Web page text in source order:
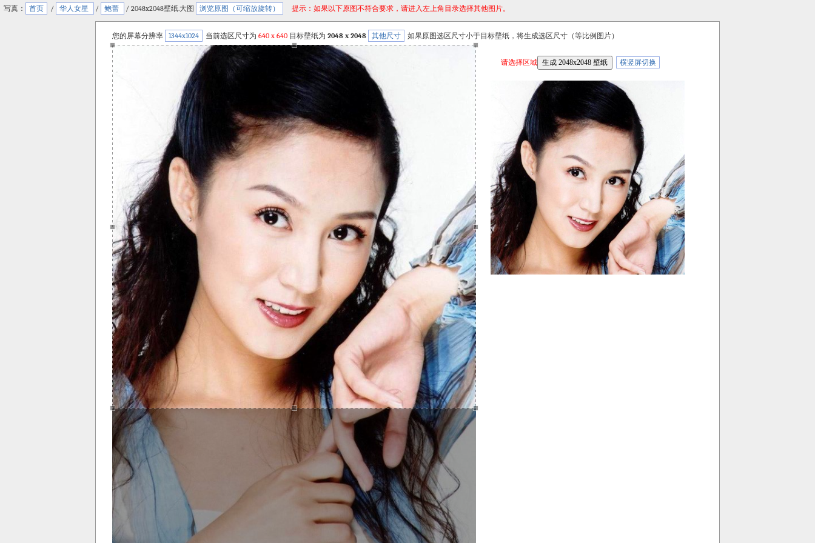
写真： 首页 / 华人女星 / 鲍蕾 / 2048x2048壁纸.大图 浏览原图（可缩放旋转） 提示：如果以下原图不符合要求，请进入左上角目录选择其他图片。
您的屏幕分辨率 1344x1024 当前选区尺寸为 640 x 640 目标壁纸为 2048 x 2048 其他尺寸 如果原图选区尺寸小于目标壁纸，将生成选区尺寸（等比例图片）
请选择区域 横竖屏切换